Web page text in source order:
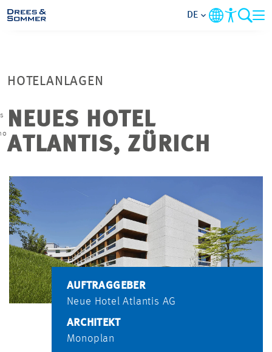
UNTERNEHMEN
KARRIERE
PROJEKTE
KONTAKT
DE
HOTELANLAGEN
NEUES HOTEL
ATLANTIS, ZÜRICH
AUFTRAGGEBER
Neue Hotel Atlantis AG
ARCHITEKT
Monoplan